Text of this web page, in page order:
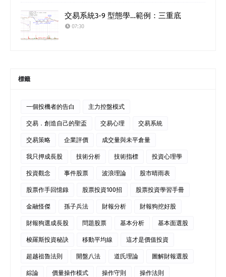
交易系統3-9 型態學…範例：三重底
07:30
標籤
一個投機者的告白 主力控盤模式
交易．創造自己的聖盃 交易心理 交易系統
交易策略 企業評價 成交量與未平倉量
我只押成長股 技術分析 技術指標 投資心理學
投資觀念 事件股票 波浪理論 股市晴雨表
股票作手回憶錄 股票投資100招 股票投資學習手冊
金融怪傑 孫子兵法 財報分析 財報狗挖好股
財報狗選成長股 問題股票 基本分析 基本面選股
梭羅斯投資秘訣 移動平均線 這才是價值投資
超越祖魯法則 開盤八法 道氏理論 圖解財報選股
綜論 價量操作模式 操作守則 操作法則